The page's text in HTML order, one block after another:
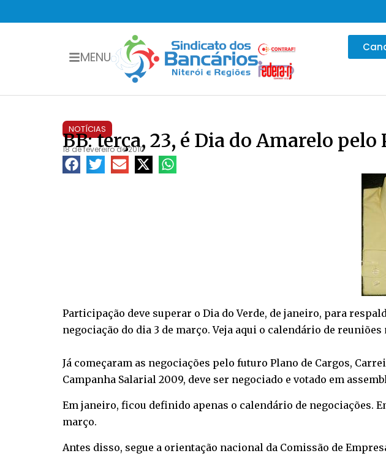
MENU
NOTÍCIAS
BB: terça, 23, é Dia do Amarelo pelo
18 de fevereiro de 2010
Participação deve superar o Dia do Verde, de janeiro, para
negociação do dia 3 de março. Veja aqui o calendário de
Já começaram as negociações pelo futuro Plano de Cargos,
Campanha Salarial 2009, deve ser negociado e votado em
Em janeiro, ficou definido apenas o calendário de negociações.
março.
Antes disso, segue a orientação nacional da Comissão de